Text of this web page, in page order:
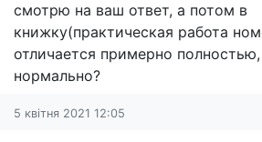
смотрю на ваш ответ, а потом в
книжку(практическая работа
отличается примерно
нормально?
5 квітня 2021 12:05